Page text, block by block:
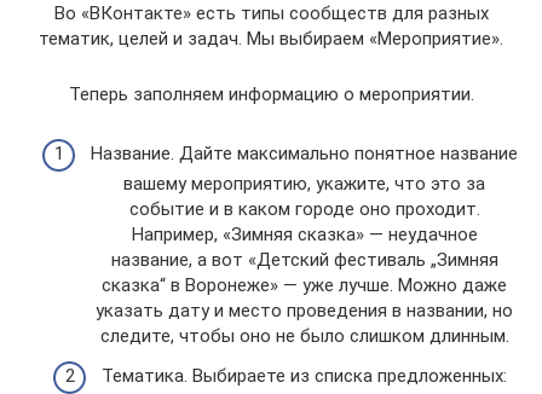
Во «ВКонтакте» есть типы сообществ для разных
тематик, целей и задач. Мы выбираем «Мероприятие».
Теперь заполняем информацию о мероприятии.
Название. Дайте максимально понятное название
вашему мероприятию, укажите, что это за
событие и в каком городе оно проходит.
Например, «Зимняя сказка» — неудачное
название, а вот «Детский фестиваль „Зимняя
сказка“ в Воронеже» — уже лучше. Можно даже
указать дату и место проведения в названии, но
следите, чтобы оно не было слишком длинным.
Тематика. Выбираете из списка предложенных: